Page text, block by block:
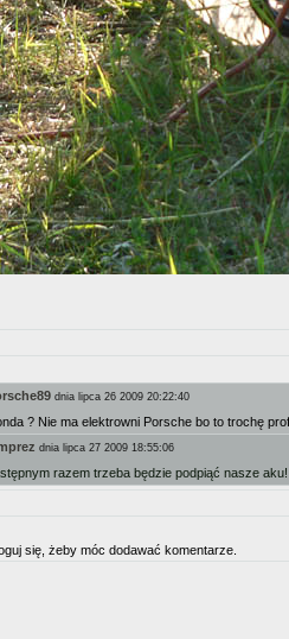
dnia lipca 26 2009 20:22:40
? Nie ma elektrowni Porsche bo to trochę
dnia lipca 27 2009 18:55:06
razem trzeba będzie podpiąć nasze
się, żeby móc dodawać komentarze.